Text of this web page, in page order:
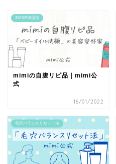
3STEP保湿法
mimiの自腹リピ品｜mimi公
式
16/01/2022
毛穴バランスリセット法